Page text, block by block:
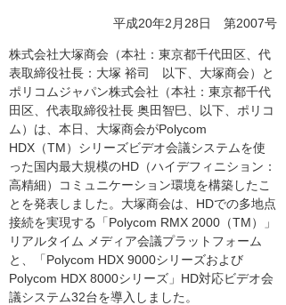
平成20年2月28日 第2007号
株式会社大塚商会（本社：東京都千代田区、代
表取締役社長：大塚 裕司 以下、大塚商会）と
ポリコムジャパン株式会社（本社：東京都千代
田区、代表取締役社長 奥田智巳、以下、ポリコ
ム）は、本日、大塚商会がPolycom
HDX（TM）シリーズビデオ会議システムを使
った国内最大規模のHD（ハイデフィニション：
高精細）コミュニケーション環境を構築したこ
とを発表しました。大塚商会は、HDでの多地点
接続を実現する「Polycom RMX 2000（TM）」
リアルタイム メディア会議プラットフォーム
と、「Polycom HDX 9000シリーズおよび
Polycom HDX 8000シリーズ」HD対応ビデオ会
議システム32台を導入しました。